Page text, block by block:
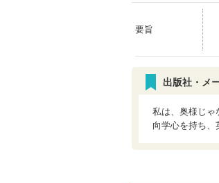
要旨
出版社・メ
私は、奥様じゃ
向学心を持ち、